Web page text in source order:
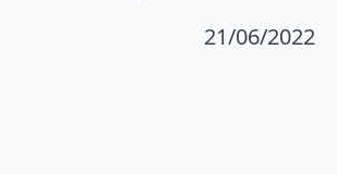
21/06/2022